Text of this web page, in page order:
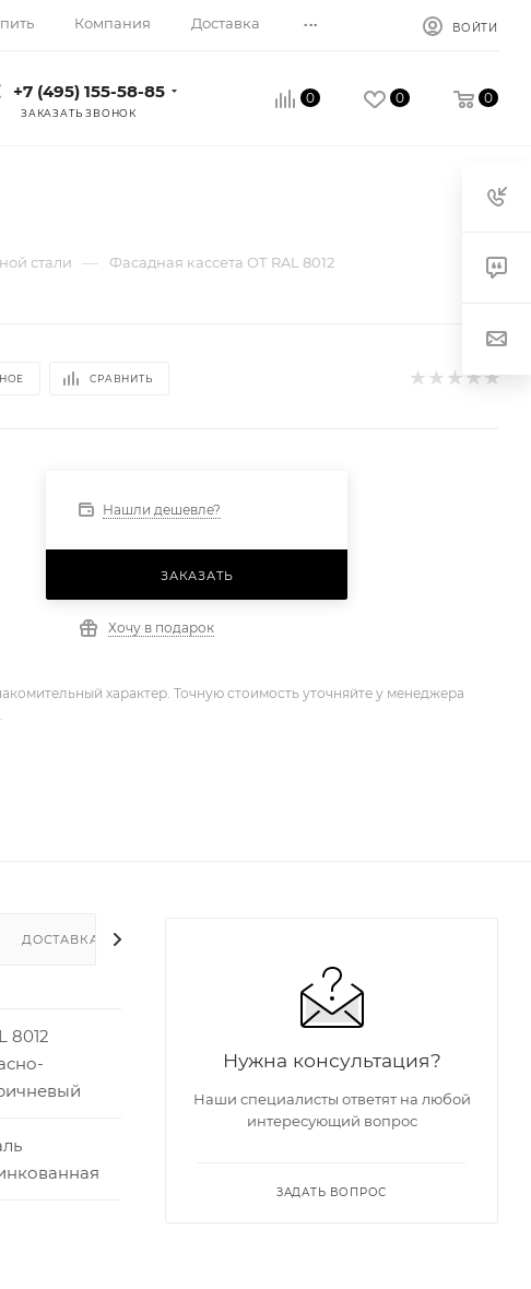
Компания Доставка ... ВОЙТИ
+7 (495) 155-58-85
ЗАКАЗАТЬ ЗВОНОК
0 0 0
стали — Фасадная кассета ОТ RAL 8012
СРАВНИТЬ
Нашли дешевле?
ЗАКАЗАТЬ
Хочу в подарок
характер. Точную стоимость уточняйте у менеджера
ДОСТАВКА
8012
Нужна консультация?
Наши специалисты ответят на любой
интересующий вопрос
ЗАДАТЬ ВОПРОС